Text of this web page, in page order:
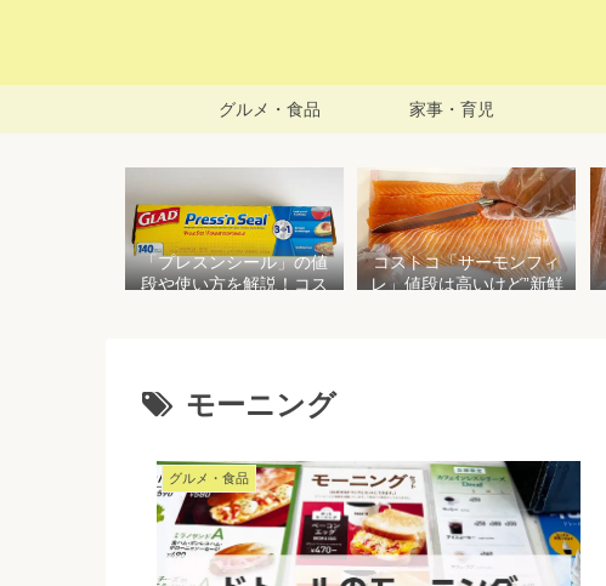
グルメ・食品 家事・育児
「プレスンシール」の値
段や使い方を解説！コス
コストコ「サーモンフィ
レ」値段は高いけど”新鮮
モーニング
グルメ・食品